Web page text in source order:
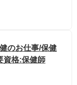
のお仕事/保健
資格:保健師